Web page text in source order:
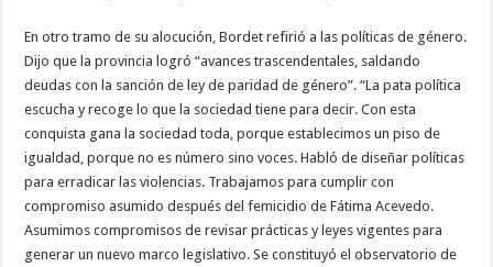
En otro tramo de su alocución, Bordet refirió a las políticas de género.
Dijo que la provincia logró “avances trascendentales, saldando
deudas con la sanción de ley de paridad de género”. “La pata política
escucha y recoge lo que la sociedad tiene para decir. Con esta
conquista gana la sociedad toda, porque establecimos un piso de
igualdad, porque no es número sino voces. Habló de diseñar políticas
para erradicar las violencias. Trabajamos para cumplir con
compromiso asumido después del femicidio de Fátima Acevedo.
Asumimos compromisos de revisar prácticas y leyes vigentes para
generar un nuevo marco legislativo. Se constituyó el observatorio de